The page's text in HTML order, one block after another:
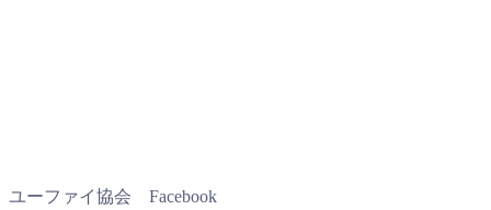
ユーファイ協会 Facebook